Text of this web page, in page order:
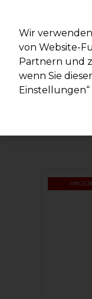
Marken
Wir
von Website-
Partnern und
wenn Sie
Einstellungen“